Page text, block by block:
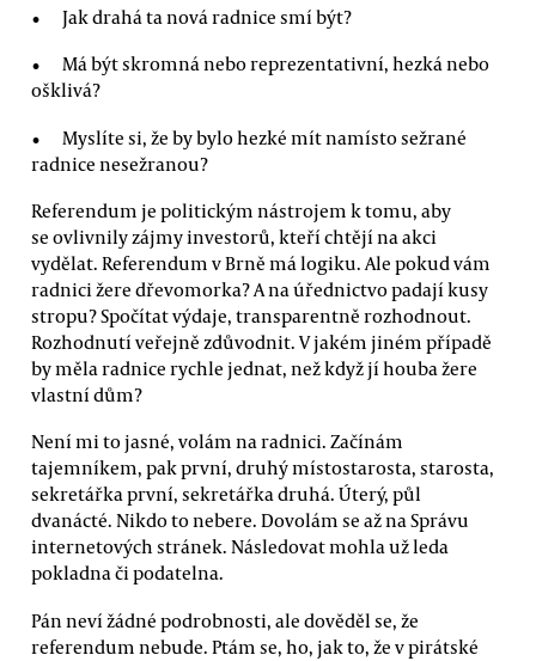
Jak drahá ta nová radnice smí být?
Má být skromná nebo reprezentativní, hezká nebo
ošklivá?
Myslíte si, že by bylo hezké mít namísto sežrané
radnice nesežranou?
Referendum je politickým nástrojem k tomu, aby
se ovlivnily zájmy investorů, kteří chtějí na akci
vydělat. Referendum v Brně má logiku. Ale pokud vám
radnici žere dřevomorka? A na úřednictvo padají kusy
stropu? Spočítat výdaje, transparentně rozhodnout.
Rozhodnutí veřejně zdůvodnit. V jakém jiném případě
by měla radnice rychle jednat, než když jí houba žere
vlastní dům?
Není mi to jasné, volám na radnici. Začínám
tajemníkem, pak první, druhý místostarosta, starosta,
sekretářka první, sekretářka druhá. Úterý, půl
dvanácté. Nikdo to nebere. Dovolám se až na Správu
internetových stránek. Následovat mohla už leda
pokladna či podatelna.
Pán neví žádné podrobnosti, ale dověděl se, že
referendum nebude. Ptám se, ho, jak to, že v pirátské